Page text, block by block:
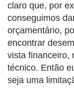
claro que, por
conseguimos
orçamentário,
encontrar
vista financeiro,
técnico. Então
seja uma